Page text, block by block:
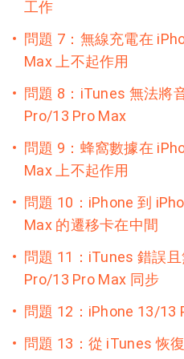
工作
問題 7：無線充電在
Max 上不起作用
問題 8：iTunes 無法將
Pro/13 Pro Max
問題 9：蜂窩數據在
Max 上不起作用
問題 10：iPhone 到
Max 的遷移卡在中間
問題 11：iTunes 錯誤
Pro/13 Pro Max 同步
問題 12：iPhone 13/13
問題 13：從 iTunes 恢